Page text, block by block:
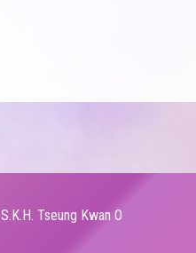
S.K.H. Tseung Kwan O